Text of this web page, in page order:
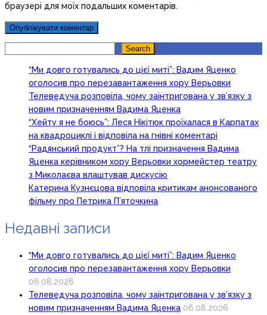
браузері для моїх подальших коментарів.
Search
“Ми довго готувались до цієї миті”: Вадим Яценко
оголосив про перезавантаження хору Верьовки
Телеведуча розповіла, чому заінтригована у зв’язку з
новим призначенням Вадима Яценка
“Хейту я не боюсь”: Леся Нікітюк проїхалася в Карпатах
на квадроциклі і відповіла на гнівні коментарі
“Радянський продукт”? На тлі призначення Вадима
Яценка керівником хору Верьовки хормейстер театру
з Миколаєва влаштував дискусію
Катерина Кузнєцова відповіла критикам анонсованого
фільму про Петрика П’яточкина
Недавні записи
“Ми довго готувались до цієї миті”: Вадим Яценко
оголосив про перезавантаження хору Верьовки
06.08.2026
Телеведуча розповіла, чому заінтригована у зв’язку з
новим призначенням Вадима Яценка 06.08.2026